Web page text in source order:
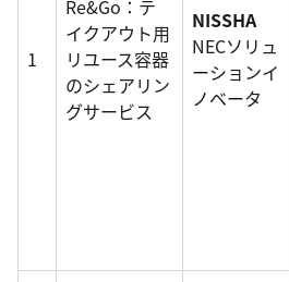
1
Re&Go：テ
イクアウト用
リユース容器
のシェアリン
グサービス
NISSHA
NECソリュ
ーションイ
ノベータ